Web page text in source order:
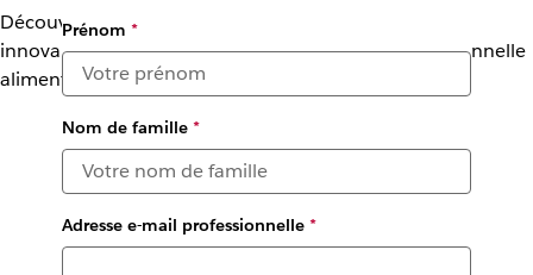
Découvrez comment 10 entreprises européennes
innovantes utilisent Slack pour une réussite professionnelle
alimentée par l’IA.
Prénom *
Nom de famille*
Adresse e-mail professionnelle*